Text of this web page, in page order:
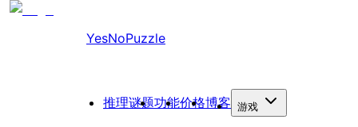
YesNoPuzzle
推理谜题功能价格博客 游戏